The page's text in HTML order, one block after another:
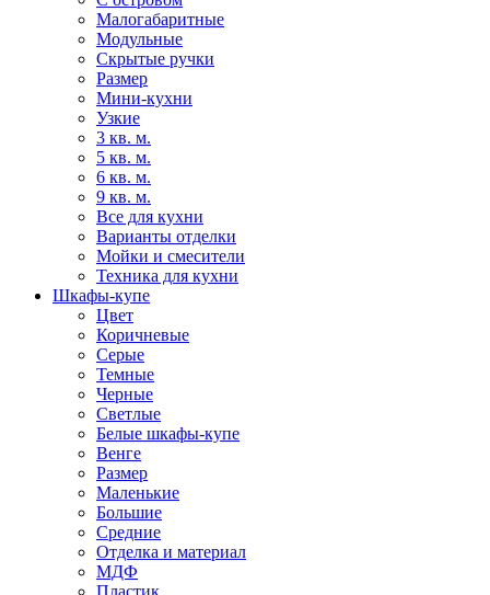
Малогабаритные
Модульные
Скрытые ручки
Размер
Мини-кухни
Узкие
3 кв. м.
5 кв. м.
6 кв. м.
9 кв. м.
Все для кухни
Варианты отделки
Мойки и смесители
Техника для кухни
Шкафы-купе
Цвет
Коричневые
Серые
Темные
Черные
Светлые
Белые шкафы-купе
Венге
Размер
Маленькие
Большие
Средние
Отделка и материал
МДФ
Пластик